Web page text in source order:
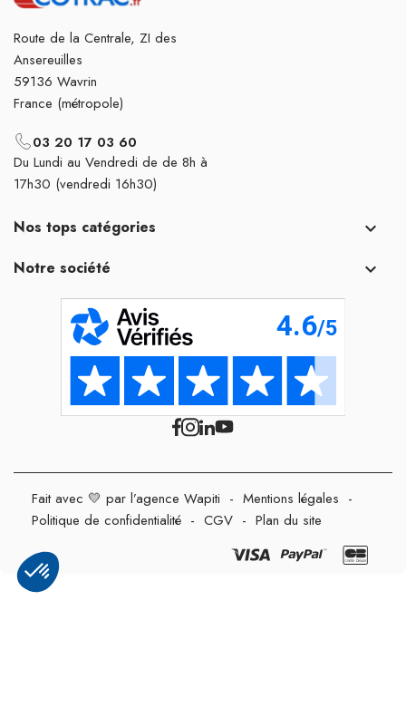
Route de la Centrale, ZI des
Ansereuilles
59136 Wavrin
France (métropole)
03 20 17 03 60
Du Lundi au Vendredi de de 8h à
17h30 (vendredi 16h30)
Nos tops catégories 
Notre société 
Fait avec 💛 par l’agence Wapiti - Mentions légales -
Politique de confidentialité - CGV - Plan du site